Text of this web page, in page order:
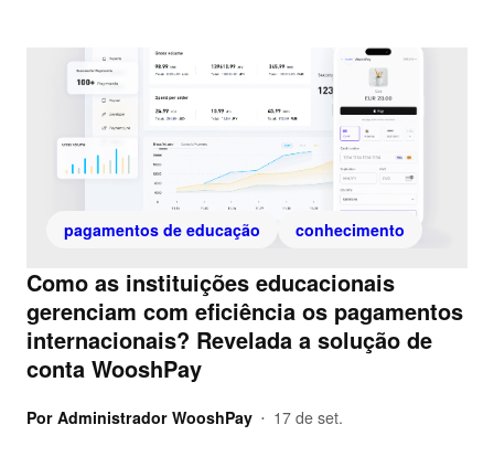
pagamentos de educação conhecimento
Como as instituições educacionais
gerenciam com eficiência os pagamentos
internacionais? Revelada a solução de
conta WooshPay
Por Administrador WooshPay • 17 de set.